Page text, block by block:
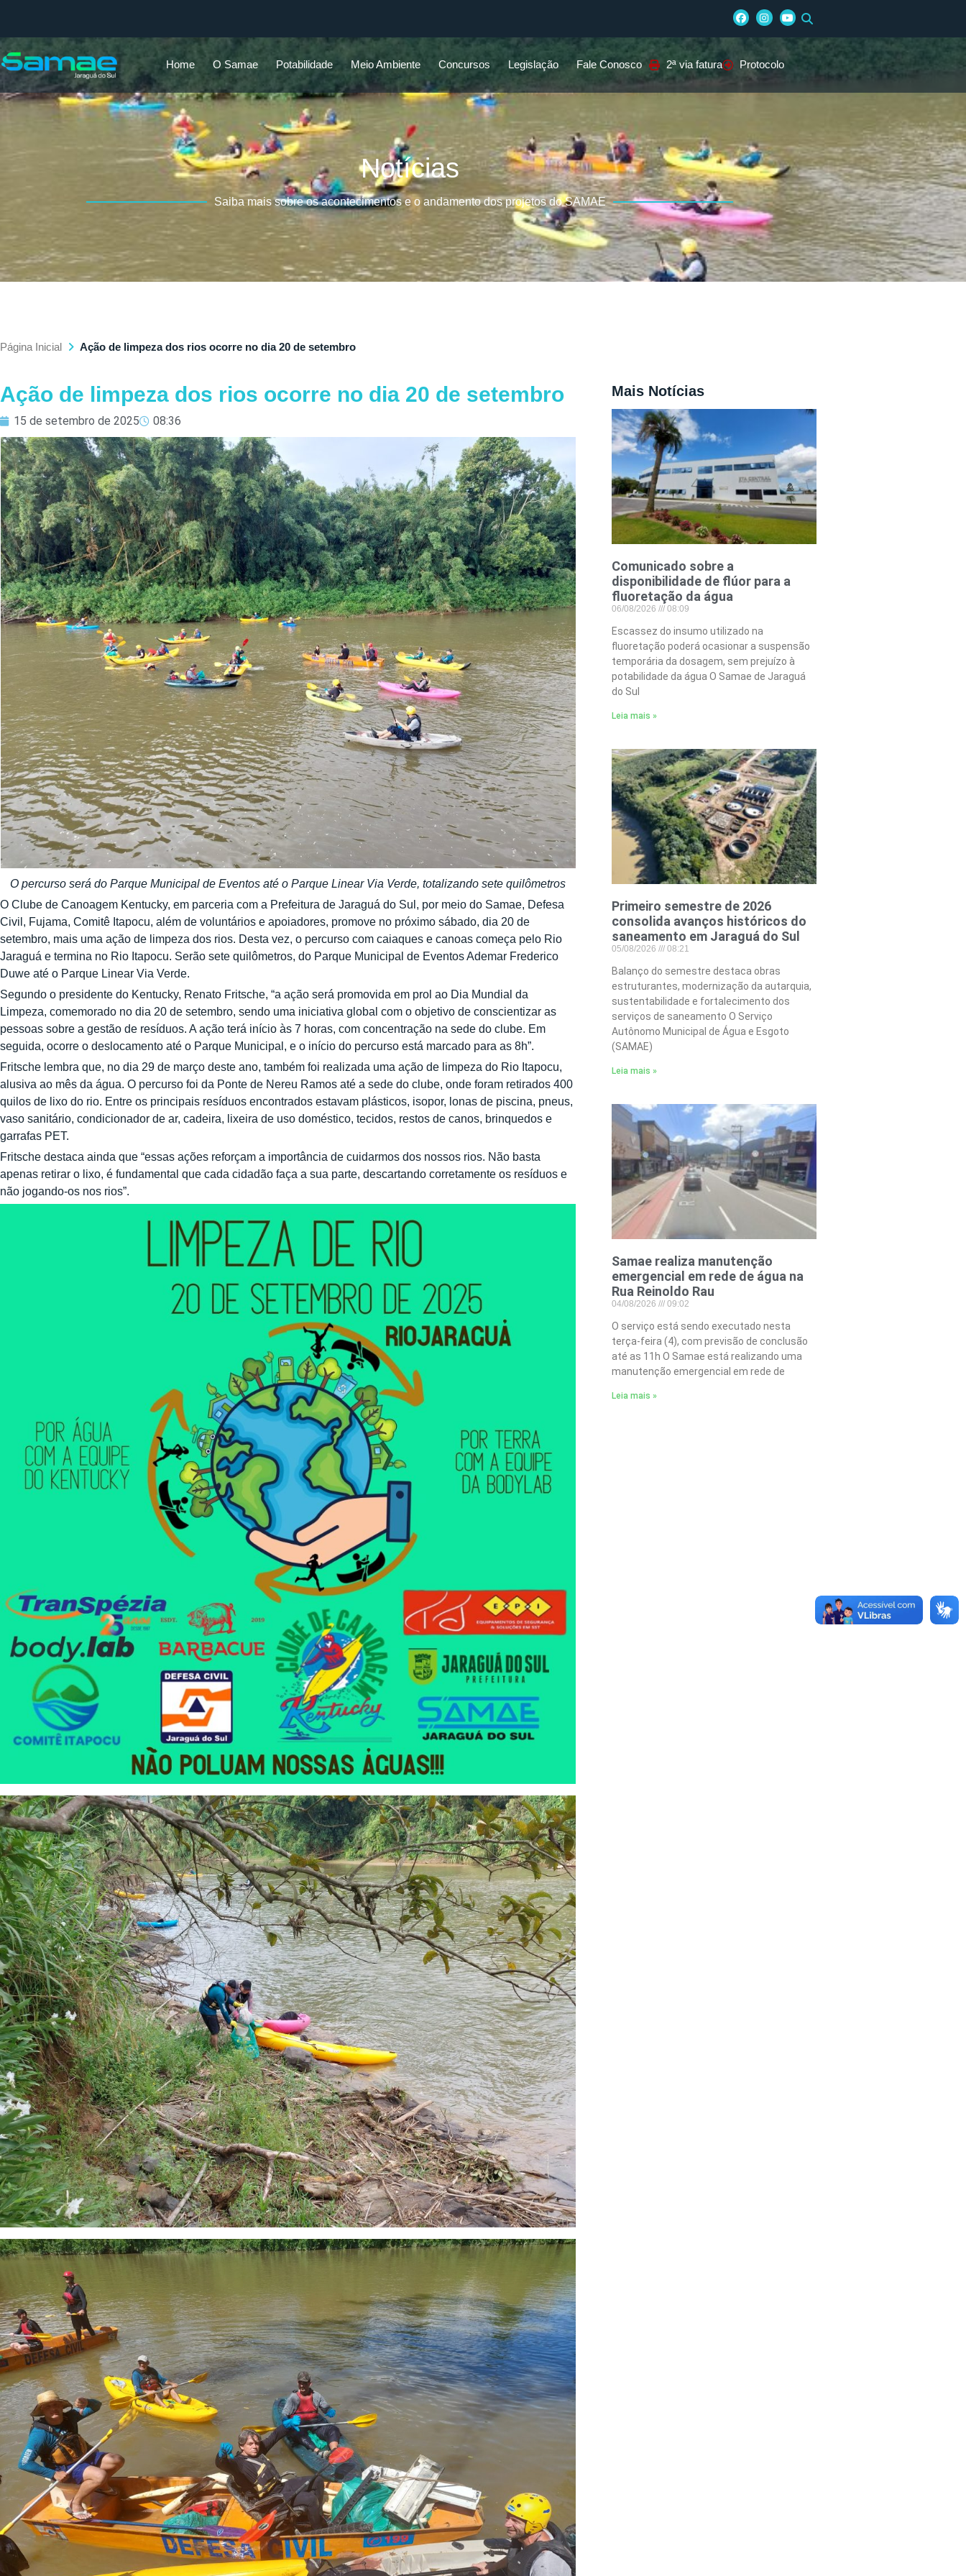
Home O Samae Potabilidade Meio Ambiente Concursos Legislação Fale Conosco 2ª via fatura Protocolo
Notícias
Saiba mais sobre os acontecimentos e o andamento dos projetos do SAMAE
Página Inicial Ação de limpeza dos rios ocorre no dia 20 de setembro
Ação de limpeza dos rios ocorre no dia 20 de setembro
15 de setembro de 2025 08:36
O percurso será do Parque Municipal de Eventos até o Parque Linear Via Verde, totalizando sete quilômetros
O Clube de Canoagem Kentucky, em parceria com a Prefeitura de Jaraguá do Sul, por meio do Samae, Defesa
Civil, Fujama, Comitê Itapocu, além de voluntários e apoiadores, promove no próximo sábado, dia 20 de
setembro, mais uma ação de limpeza dos rios. Desta vez, o percurso com caiaques e canoas começa pelo Rio
Jaraguá e termina no Rio Itapocu. Serão sete quilômetros, do Parque Municipal de Eventos Ademar Frederico
Duwe até o Parque Linear Via Verde.
Segundo o presidente do Kentucky, Renato Fritsche, “a ação será promovida em prol ao Dia Mundial da
Limpeza, comemorado no dia 20 de setembro, sendo uma iniciativa global com o objetivo de conscientizar as
pessoas sobre a gestão de resíduos. A ação terá início às 7 horas, com concentração na sede do clube. Em
seguida, ocorre o deslocamento até o Parque Municipal, e o início do percurso está marcado para as 8h”.
Fritsche lembra que, no dia 29 de março deste ano, também foi realizada uma ação de limpeza do Rio Itapocu,
alusiva ao mês da água. O percurso foi da Ponte de Nereu Ramos até a sede do clube, onde foram retirados 400
quilos de lixo do rio. Entre os principais resíduos encontrados estavam plásticos, isopor, lonas de piscina, pneus,
vaso sanitário, condicionador de ar, cadeira, lixeira de uso doméstico, tecidos, restos de canos, brinquedos e
garrafas PET.
Fritsche destaca ainda que “essas ações reforçam a importância de cuidarmos dos nossos rios. Não basta
apenas retirar o lixo, é fundamental que cada cidadão faça a sua parte, descartando corretamente os resíduos e
não jogando-os nos rios”.
Mais Notícias
Comunicado sobre a
disponibilidade de flúor para a
fluoretação da água
06/08/2026 08:09
Escassez do insumo utilizado na
fluoretação poderá ocasionar a suspensão
temporária da dosagem, sem prejuízo à
potabilidade da água O Samae de Jaraguá
do Sul
Leia mais »
Primeiro semestre de 2026
consolida avanços históricos do
saneamento em Jaraguá do Sul
05/08/2026 08:21
Balanço do semestre destaca obras
estruturantes, modernização da autarquia,
sustentabilidade e fortalecimento dos
serviços de saneamento O Serviço
Autônomo Municipal de Água e Esgoto
(SAMAE)
Leia mais »
Samae realiza manutenção
emergencial em rede de água na
Rua Reinoldo Rau
04/08/2026 09:02
O serviço está sendo executado nesta
terça-feira (4), com previsão de conclusão
até as 11h O Samae está realizando uma
manutenção emergencial em rede de
Leia mais »